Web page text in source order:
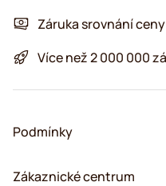
Záruka srovnání
Více než 2 000 000
Podmínky
Zákaznické centrum